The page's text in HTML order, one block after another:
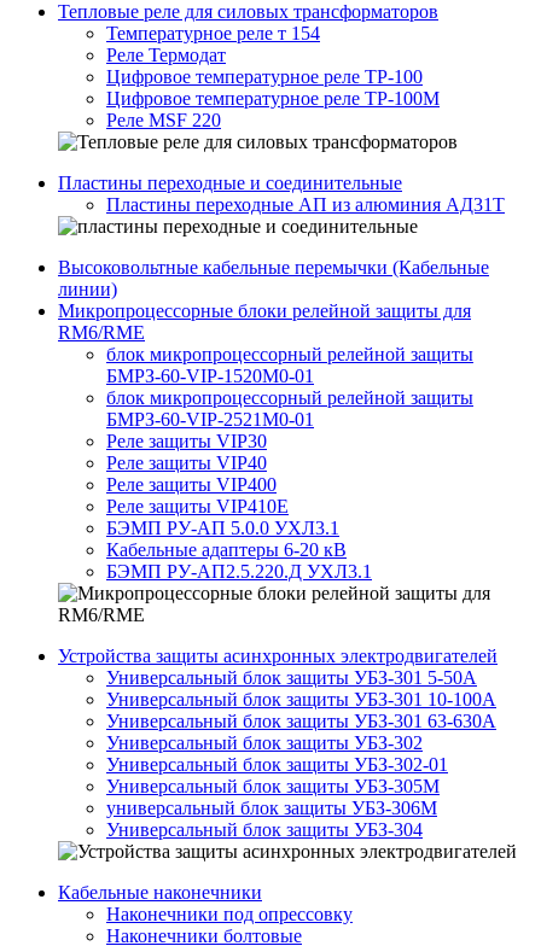
Тепловые реле для силовых трансформаторов
Температурное реле т 154
Реле Термодат
Цифровое температурное реле ТР-100
Цифровое температурное реле ТР-100М
Реле MSF 220
Пластины переходные и соединительные
Пластины переходные АП из алюминия АД31Т
Высоковольтные кабельные перемычки (Кабельные
линии)
Микропроцессорные блоки релейной защиты для
RM6/RME
блок микропроцессорный релейной защиты
БМРЗ-60-VIP-1520М0-01
блок микропроцессорный релейной защиты
БМРЗ-60-VIP-2521М0-01
Реле защиты VIP30
Реле защиты VIP40
Реле защиты VIP400
Реле защиты VIP410E
БЭМП РУ-АП 5.0.0 УХЛ3.1
Кабельные адаптеры 6-20 кВ
БЭМП РУ-АП2.5.220.Д УХЛ3.1
Устройства защиты асинхронных электродвигателей
Универсальный блок защиты УБЗ-301 5-50А
Универсальный блок защиты УБЗ-301 10-100А
Универсальный блок защиты УБЗ-301 63-630А
Универсальный блок защиты УБЗ-302
Универсальный блок защиты УБЗ-302-01
Универсальный блок защиты УБЗ-305М
универсальный блок защиты УБЗ-306М
Универсальный блок защиты УБЗ-304
Кабельные наконечники
Наконечники под опрессовку
Наконечники болтовые